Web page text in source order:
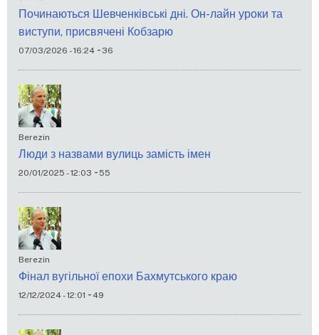
Починаються Шевченківські дні. Он-лайн уроки та
виступи, присвячені Кобзарю
07/03/2026 - 16:24 - 36
Berezin
Люди з назвами вулиць замість імен
20/01/2025 - 12:03 -55
Berezin
Фінал вугільної епохи Бахмутського краю
12/12/2024 - 12:01 - 49